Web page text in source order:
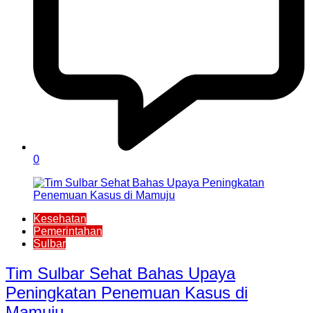
0
Kesehatan
Pemerintahan
Sulbar
Tim Sulbar Sehat Bahas Upaya
Peningkatan Penemuan Kasus di